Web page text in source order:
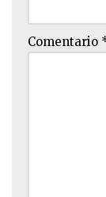
Comentario